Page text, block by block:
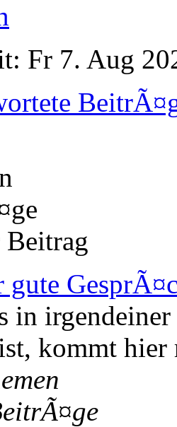
Fr 7. Aug
in irgendeiner
kommt hier